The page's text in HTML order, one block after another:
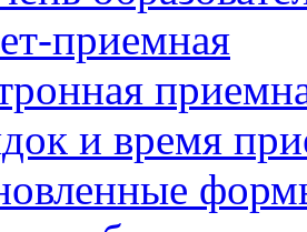
приемная
и время